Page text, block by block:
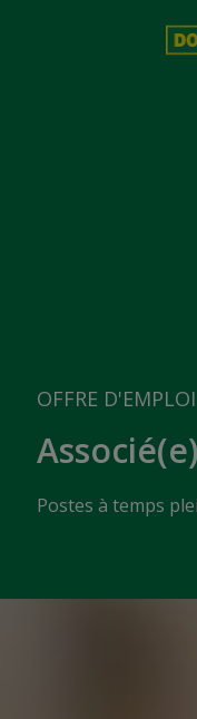
OFFRE D'EMPLOI
Postes à temps